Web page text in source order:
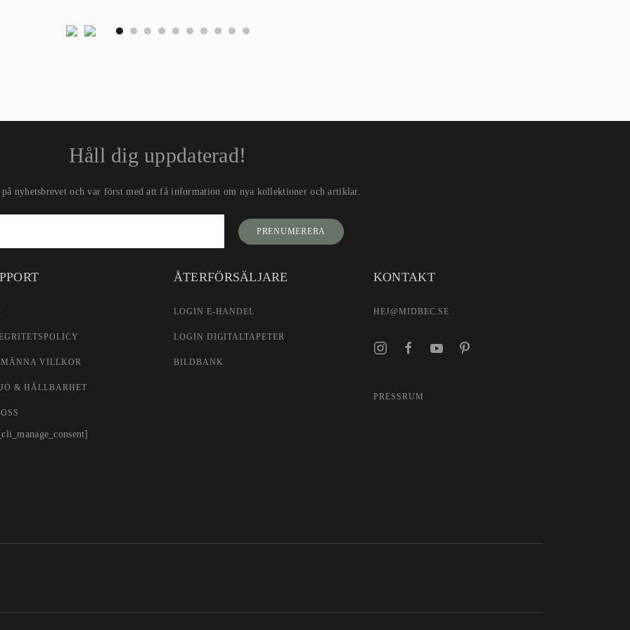
0
Håll dig uppdaterad!
på nyhetsbrevet och var först med att få information om nya kollektioner och artiklar.
PRENUMERERA
VILLKOR
& HÅLLBARHET
ÅTERFÖRSÄLJARE
LOGIN E-HANDEL
LOGIN DIGITALTAPETER
BILDBANK
KONTAKT
HEJ@MIDBEC.SE
PRESSRUM